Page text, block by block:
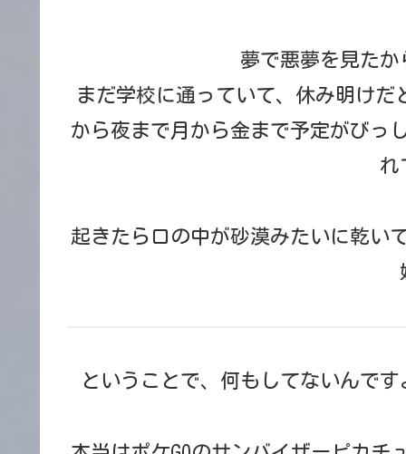
夢で悪夢を見た
まだ学校に通っていて、休み明け
から夜まで月から金まで予定がびっ
れ
起きたら口の中が砂漠みたいに乾い
ということで、何もしてないんで